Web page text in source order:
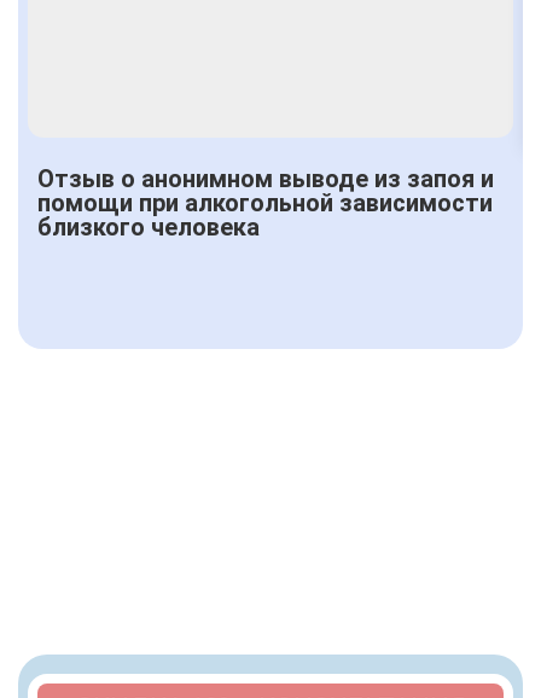
Отзыв о анонимном выводе из запоя и
помощи при алкогольной зависимости
близкого человека